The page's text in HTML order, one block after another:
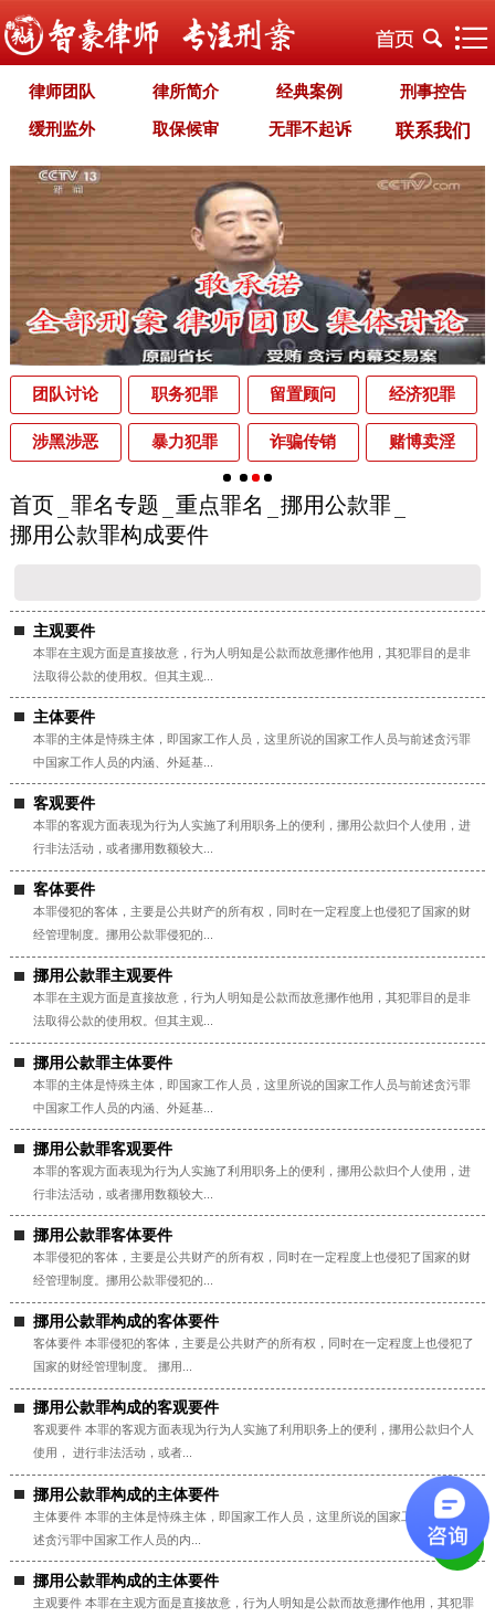
律师团队 律所简介 经典案例 刑事控告
缓刑监外 取保候审 无罪不起诉 联系我们
职务犯罪 经济犯罪 毒品犯罪 罪名专题
智豪文化 自首立功 首席律师致辞 智豪视野
刑罚种类 刑事法规 犯罪释义 刑事知识
法律援助 刑事资讯 刑事文书 案件动态
辩护词集 常见问题 办理中的案件 业务范围
为什么选择智豪 办案机关 中国法律讲堂 辨别伪专业
罪名解析库 网站地图
团队讨论 职务犯罪 留置顾问 经济犯罪
涉黑涉恶 暴力犯罪 诈骗传销 赌博卖淫
首页 罪名专题 重点罪名
挪用公款罪
挪用公款罪构成要件
主观要件
本罪在主观方面是直接故意，行为人明知是公款而故意挪作他用，其犯罪目的是非
法取得公款的使用权。但其主观...
主体要件
本罪的主体是恃殊主体，即国家工作人员，这里所说的国家工作人员与前述贪污罪
中国家工作人员的内涵、外延基...
客观要件
本罪的客观方面表现为行为人实施了利用职务上的便利，挪用公款归个人使用，进
行非法活动，或者挪用数额较大...
客体要件
本罪侵犯的客体，主要是公共财产的所有权，同时在一定程度上也侵犯了国家的财
经管理制度。挪用公款罪侵犯的...
挪用公款罪主观要件
本罪在主观方面是直接故意，行为人明知是公款而故意挪作他用，其犯罪目的是非
法取得公款的使用权。但其主观...
挪用公款罪主体要件
本罪的主体是恃殊主体，即国家工作人员，这里所说的国家工作人员与前述贪污罪
中国家工作人员的内涵、外延基...
挪用公款罪客观要件
本罪的客观方面表现为行为人实施了利用职务上的便利，挪用公款归个人使用，进
行非法活动，或者挪用数额较大...
挪用公款罪客体要件
本罪侵犯的客体，主要是公共财产的所有权，同时在一定程度上也侵犯了国家的财
经管理制度。挪用公款罪侵犯的...
挪用公款罪构成的客体要件
客体要件 本罪侵犯的客体，主要是公共财产的所有权，同时在一定程度上也侵犯了
国家的财经管理制度。 挪用...
挪用公款罪构成的客观要件
客观要件 本罪的客观方面表现为行为人实施了利用职务上的便利，挪用公款归个人
使用， 进行非法活动，或者...
挪用公款罪构成的主体要件
主体要件 本罪的主体是恃殊主体，即国家工作人员，这里所说的国家工作人员与前
述贪污罪中国家工作人员的内...
挪用公款罪构成的主体要件
主观要件 本罪在主观方面是直接故意，行为人明知是公款而故意挪作他用，其犯罪